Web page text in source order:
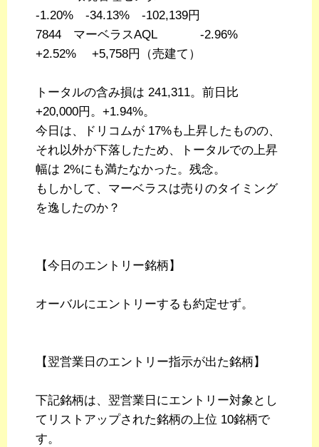
-1.20% -34.13% -102,139円
7844 マーベラスAQL -2.96%
+2.52% +5,758円（売建て）
トータルの含み損は 241,311。前日比
+20,000円。+1.94%。
今日は、ドリコムが 17%も上昇したものの、
それ以外が下落したため、トータルでの上昇
幅は 2%にも満たなかった。残念。
もしかして、マーベラスは売りのタイミング
を逸したのか？
【今日のエントリー銘柄】
オーバルにエントリーするも約定せず。
【翌営業日のエントリー指示が出た銘柄】
下記銘柄は、翌営業日にエントリー対象とし
てリストアップされた銘柄の上位 10銘柄で
す。